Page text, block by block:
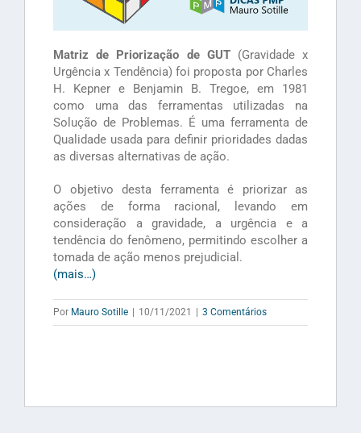
Matriz de Priorização de GUT(Gravidade x
Urgência x Tendência) foi proposta por Charles
H. Kepner e Benjamin B. Tregoe, em 1981
como uma das ferramentas utilizadas na
Solução de Problemas. É uma ferramenta de
Qualidade usada para definir prioridades dadas
as diversas alternativas de ação.
O objetivo desta ferramenta é priorizar as
ações de forma racional, levando em
consideração a gravidade, a urgência e a
tendência do fenômeno, permitindo escolher a
tomada de ação menos prejudicial.
(mais…)
Por Mauro Sotille 10/11/2021 3 Comentários